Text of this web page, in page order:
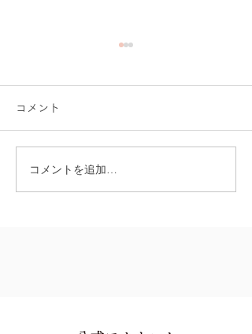
皆さまからのお声で
コメント
コメントを追加…